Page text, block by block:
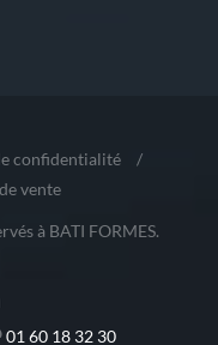
confidentialité
/
vente
à BATI FORMES.
01 60 18 32 30